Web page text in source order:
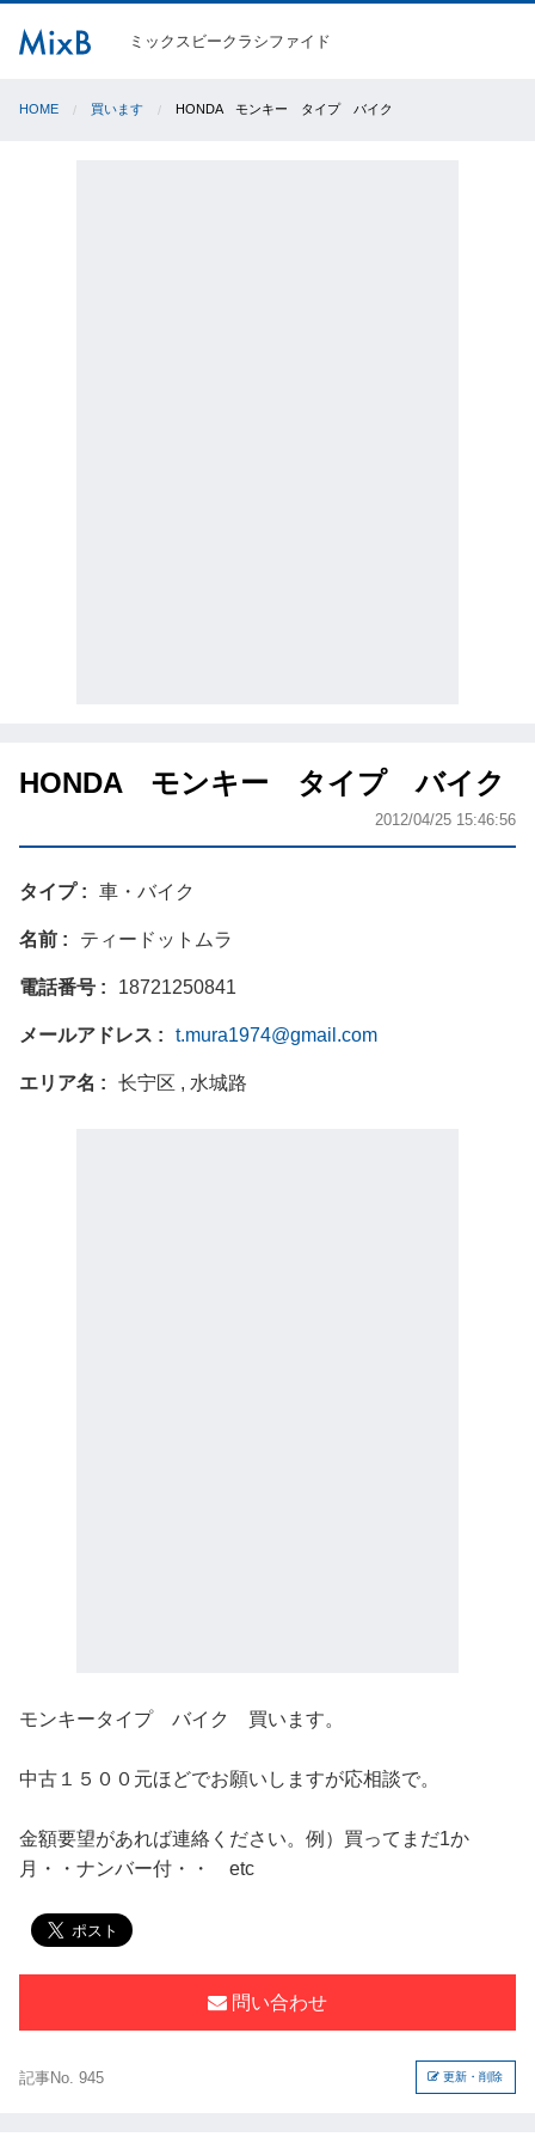
ミックスビークラシファイド
HOME 買います HONDA モンキー タイプ バイク
HONDA モンキー タイプ バイク
2012/04/25 15:46:56
タイプ 車・バイク
名前 ティードットムラ
電話番号 18721250841
メールアドレス t.mura1974@gmail.com
エリア名 长宁区 , 水城路
モンキータイプ バイク 買います。
中古１５００元ほどでお願いしますが応相談で。
金額要望があれば連絡ください。例）買ってまだ1か
月・・ナンバー付・・ etc
問い合わせ
記事No. 945 更新・削除